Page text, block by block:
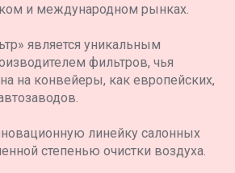
и международном рынках.
является уникальным
фильтров, чья
на конвейеры, как европейских,
линейку салонных
степенью очистки воздуха.